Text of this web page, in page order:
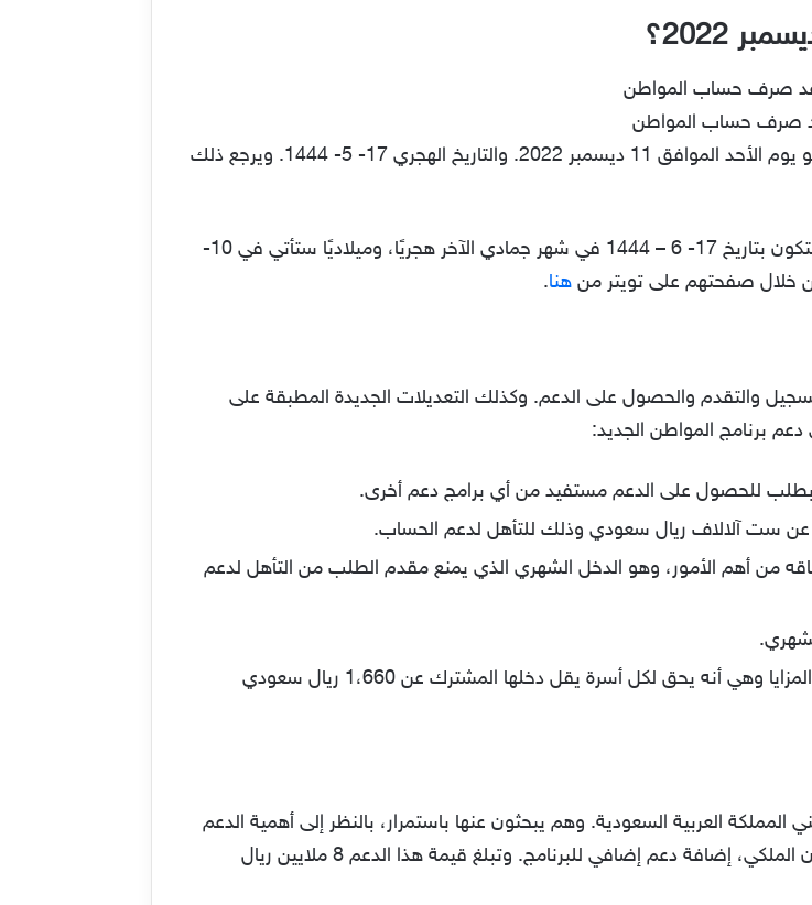
صرف حساب المواطن
في المملكة لشهر ديسمبر 2022 هو يوم الأحد الموافق 11 ديسمبر 2022. والتاريخ الهجري 17- 5- 1444. ويرجع ذلك
أما عن مواعيد صرف حساب المواطن لشهر يناير القادم 2023 ستكون بتاريخ 17- 6 – 1444 في شهر جمادي الآخر هجريًا، وميلاديًا ستأتي في 10-
هنا.
والتقدم والحصول على الدعم. وكذلك التعديلات الجديدة المطبقة على
برنامج المواطن الجديد:
بطلب للحصول على الدعم مستفيد من أي برامج دعم أخرى.
ست آلالاف ريال سعودي وذلك للتأهل لدعم الحساب.
حساب المواطن 1444 وشروط استحقاقه من أهم الأمور، وهو الدخل الشهري الذي يمنع مقدم الطلب من التأهل لدعم
من خلال التسجيل يمكن للمواطن الحصول على العديد من المزايا وهي أنه يحق لكل أسرة يقل دخلها المشترك عن 1،660 ريال سعودي
العربية السعودية. وهم يبحثون عنها باستمرار، بالنظر إلى أهمية الدعم
الذي تقدمه الحكومة للعديد من الأسر. بناءً على ذلك أعلن الديوان الملكي، إضافة دعم إضافي للبرنامج. وتبلغ قيمة هذا الدعم 8 ملايين ريال